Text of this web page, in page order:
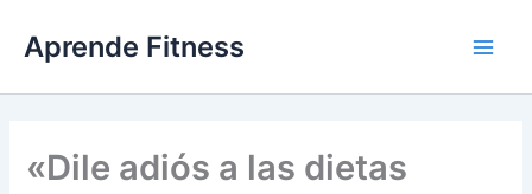
contenido
Aprende Fitness
«Dile adiós a las dietas